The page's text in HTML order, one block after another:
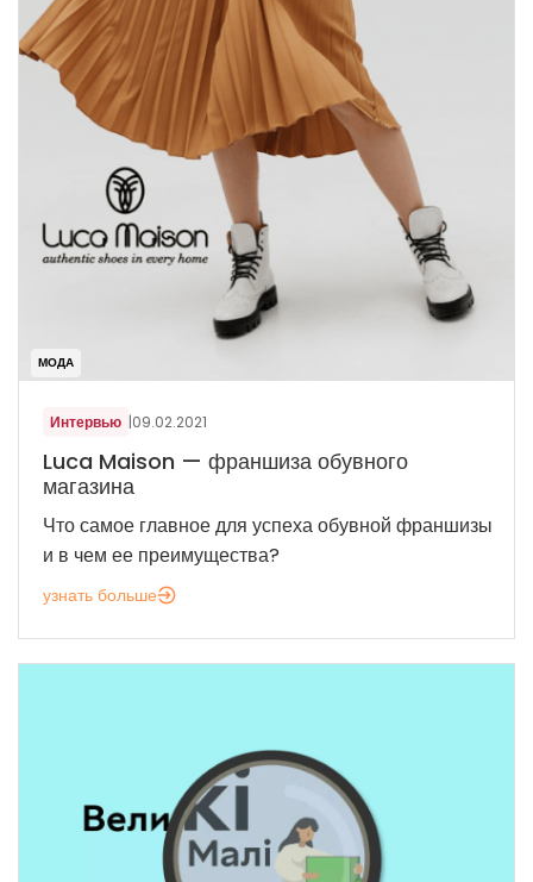
МОДА
Интервью |09.02.2021
Luca Maison — франшиза обувного
магазина
Что самое главное для успеха обувной франшизы
и в чем ее преимущества?
узнать больше